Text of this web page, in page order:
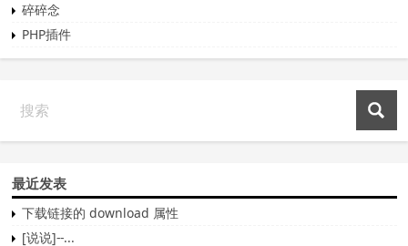
碎碎念
PHP插件
最近发表
下载链接的 download 属性
[说说]--...